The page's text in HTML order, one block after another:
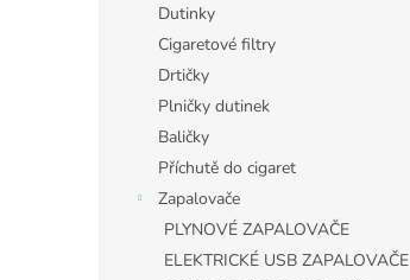
Dutinky
Cigaretové filtry
Drtičky
Plničky dutinek
Baličky
Příchutě do cigaret
Zapalovače
PLYNOVÉ ZAPALOVAČE
ELEKTRICKÉ USB ZAPALOVAČE